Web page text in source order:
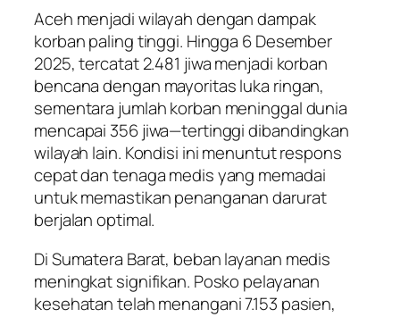
Aceh menjadi wilayah dengan dampak
korban paling tinggi. Hingga 6 Desember
2025, tercatat 2.481 jiwa menjadi korban
bencana dengan mayoritas luka ringan,
sementara jumlah korban meninggal dunia
mencapai 356 jiwa—tertinggi dibandingkan
wilayah lain. Kondisi ini menuntut respons
cepat dan tenaga medis yang memadai
untuk memastikan penanganan darurat
berjalan optimal.
Di Sumatera Barat, beban layanan medis
meningkat signifikan. Posko pelayanan
kesehatan telah menangani 7.153 pasien,